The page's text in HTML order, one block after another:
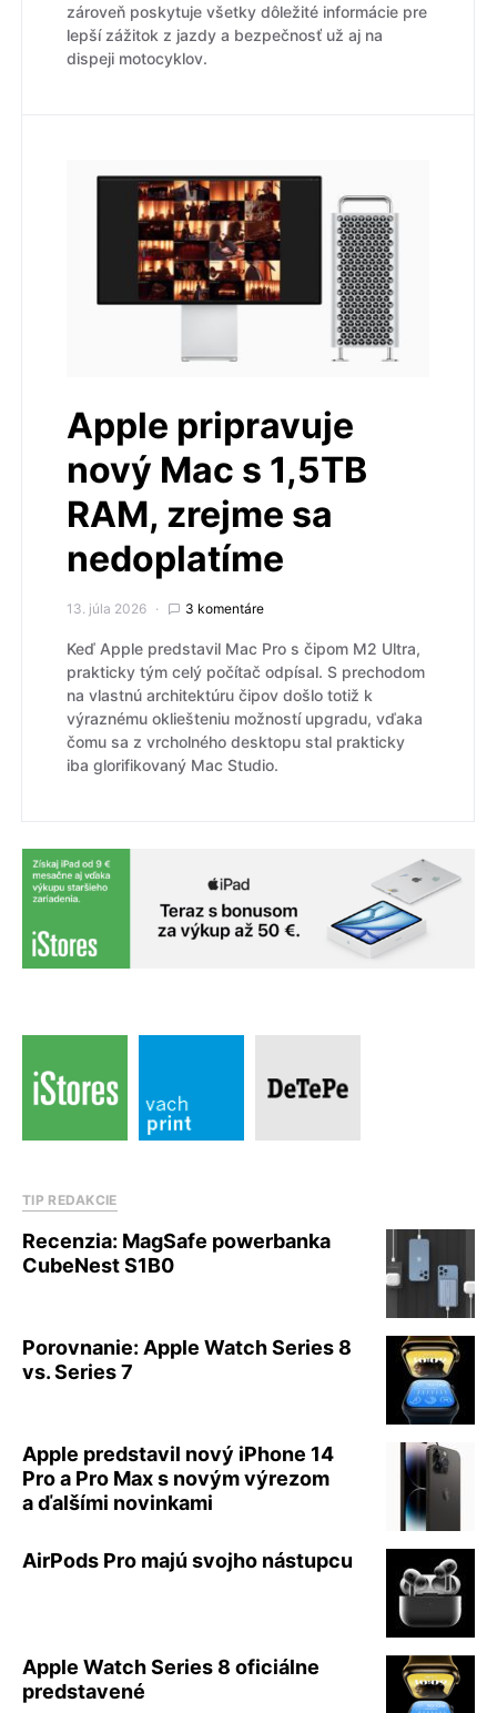
zároveň poskytuje všetky dôležité informácie pre
lepší zážitok z jazdy a bezpečnosť už aj na
dispeji motocyklov.
Apple pripravuje
nový Mac s 1,5TB
RAM, zrejme sa
nedoplatíme
13. júla 2026 3 komentáre
Keď Apple predstavil Mac Pro s čipom M2 Ultra,
prakticky tým celý počítač odpísal. S prechodom
na vlastnú architektúru čipov došlo totiž k
výraznému okliešteniu možností upgradu, vďaka
čomu sa z vrcholného desktopu stal prakticky
iba glorifikovaný Mac Studio.
TIP REDAKCIE
Recenzia: MagSafe powerbanka
CubeNest S1B0
Porovnanie: Apple Watch Series 8
vs. Series 7
Apple predstavil nový iPhone 14
Pro a Pro Max s novým výrezom
a ďalšími novinkami
AirPods Pro majú svojho nástupcu
Apple Watch Series 8 oficiálne
predstavené